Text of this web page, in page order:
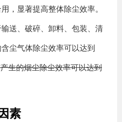
，显著提高整体除尘效率。
送、破碎、卸料、包装、清
尘气体除尘效率可以达到
生的烟尘除尘效率可以达到
素